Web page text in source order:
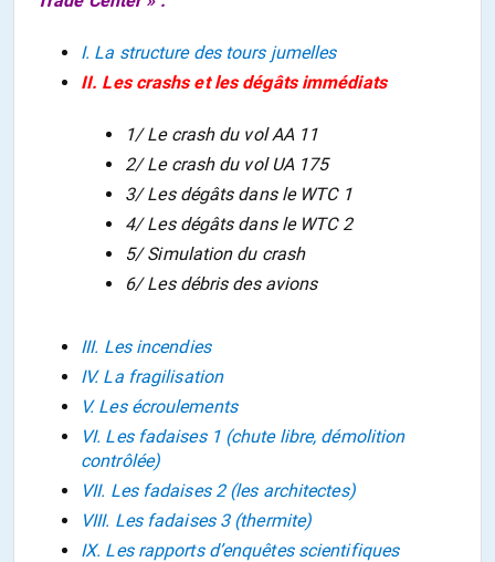
I. La structure des tours jumelles
II. Les crashs et les dégâts immédiats
1/ Le crash du vol AA 11
2/ Le crash du vol UA 175
3/ Les dégâts dans le WTC 1
4/ Les dégâts dans le WTC 2
5/ Simulation du crash
6/ Les débris des avions
III. Les incendies
IV. La fragilisation
V. Les écroulements
VI. Les fadaises 1 (chute libre, démolition
contrôlée)
VII. Les fadaises 2 (les architectes)
VIII. Les fadaises 3 (thermite)
IX. Les rapports d’enquêtes scientifiques